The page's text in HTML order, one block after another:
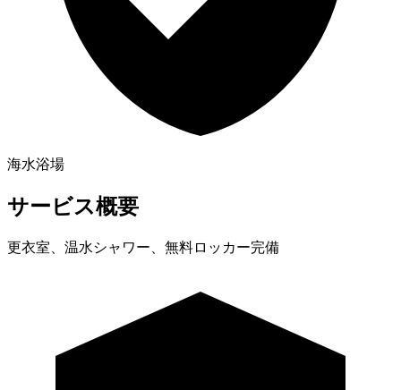
海水浴場
サービス概要
更衣室、温水シャワー、無料ロッカー完備